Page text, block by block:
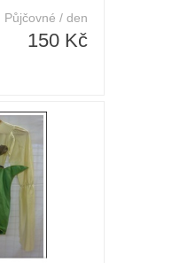
Půjčovné / den
150 Kč